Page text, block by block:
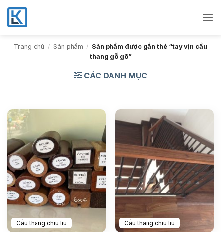
Bỏ
qua
nội
dungTrang chủ / Sản phẩm / Sản phẩm được gắn thẻ “tay vịn cầu
thang gỗ gõ”
CÁC DANH MỤC
Cầu thang chiu liu Cầu thang chiu liu